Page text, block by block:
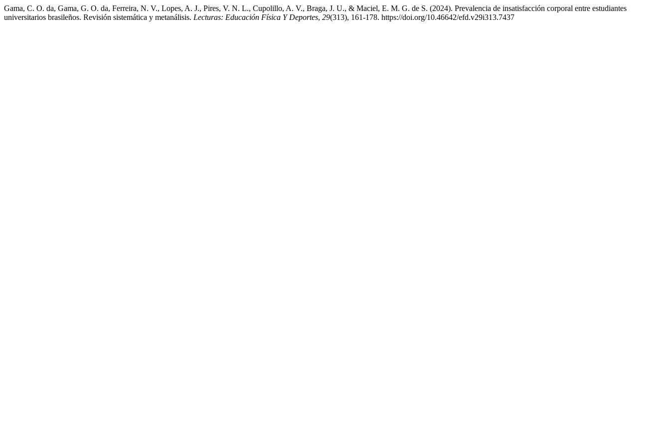
Gama, C. O. da, Gama, G. O. da, Ferreira, N. V., Lopes, A. J., Pires, V. N. L., Cupolillo, A. V., Braga, J. U., & Maciel, E. M. G. de S. (2024). Prevalencia de insatisfacción corporal entre estudiantes
universitarios brasileños. Revisión sistemática y metanálisis. Lecturas: Educación Física Y Deportes, 29(313), 161-178. https://doi.org/10.46642/efd.v29i313.7437